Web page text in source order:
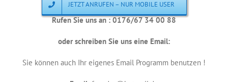
JETZT ANRUFEN – NUR MOBILE USER
Rufen Sie uns an : 0176/67 34 00 88
oder schreiben Sie uns eine Email:
Sie können auch Ihr eigenes Email Programm benutzen !